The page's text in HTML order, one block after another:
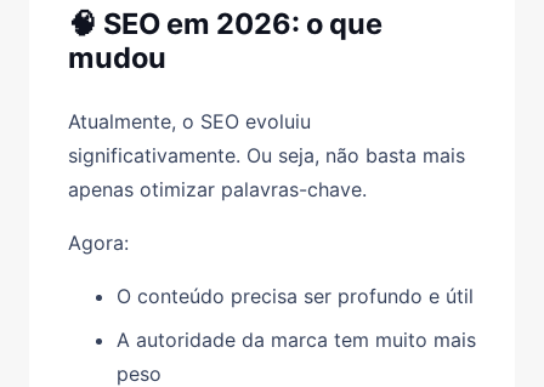
🧠 SEO em 2026: o que
mudou
Atualmente, o SEO evoluiu
significativamente. Ou seja, não basta mais
apenas otimizar palavras-chave.
Agora:
O conteúdo precisa ser profundo e útil
A autoridade da marca tem muito mais
peso